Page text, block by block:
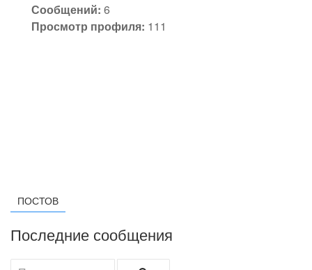
Сообщений: 6
Просмотр профиля: 111
ПОСТОВ
Последние сообщения